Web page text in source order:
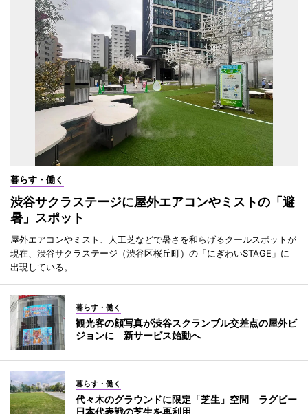
暮らす・働く
渋谷サクラステージに屋外エアコンやミストの「避
暑」スポット
屋外エアコンやミスト、人工芝などで暑さを和らげるクールスポットが
現在、渋谷サクラステージ（渋谷区桜丘町）の「にぎわいSTAGE」に
出現している。
暮らす・働く
観光客の顔写真が渋谷スクランブル交差点の屋外ビ
ジョンに 新サービス始動へ
暮らす・働く
代々木のグラウンドに限定「芝生」空間 ラグビー
日本代表戦の芝生を再利用